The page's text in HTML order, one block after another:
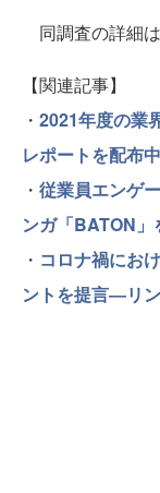
同調査の詳細は
【関連記事】
・ 2021年度の業
レポートを配布
・ 従業員エンゲ
ンガ「BATON
・ コロナ禍にお
ントを提言―リ